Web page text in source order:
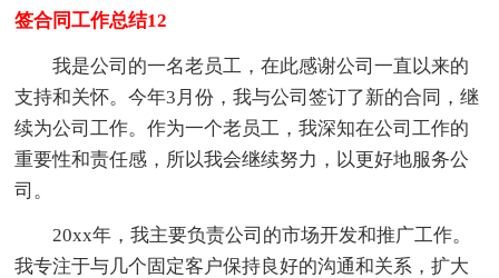
签合同工作总结12
我是公司的一名老员工，在此感谢公司一直以来的
支持和关怀。今年3月份，我与公司签订了新的合同，继
续为公司工作。作为一个老员工，我深知在公司工作的
重要性和责任感，所以我会继续努力，以更好地服务公
司。
20xx年，我主要负责公司的市场开发和推广工作。
我专注于与几个固定客户保持良好的沟通和关系，扩大